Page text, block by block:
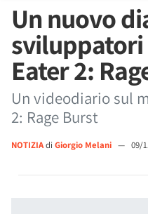
Un nuovo
sviluppatori
Eater 2:
Un videodiario sul
2: Rage Burst
NOTIZIAdi Giorgio Melani — 09/